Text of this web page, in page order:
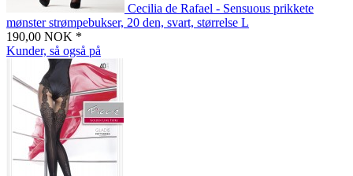
Cecilia de Rafael - Sensuous prikkete
mønster strømpebukser, 20 den, svart, størrelse L
190,00 NOK *
Kunder, så også på